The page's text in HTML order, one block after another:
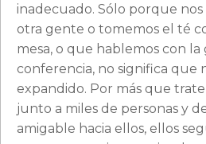
inadecuado. Sólo porque
otra gente o tomemos el té
mesa, o que hablemos con
conferencia, no significa que
expandido. Por más que
junto a miles de personas y
amigable hacia ellos, ellos